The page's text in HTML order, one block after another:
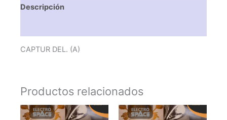
Descripción
CAPTUR DEL. (A)
Productos relacionados